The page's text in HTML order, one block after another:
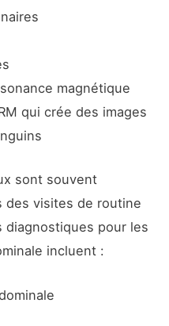
magnétique
qui crée des images
sont souvent
des visites de routine
diagnostiques pour les
incluent :